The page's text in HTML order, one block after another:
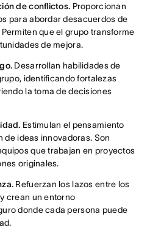
de conflictos. Proporcionan
para abordar desacuerdos de
que el grupo transforme
de mejora.
Desarrollan habilidades de
identificando fortalezas
la toma de decisiones
Estimulan el pensamiento
de ideas innovadoras. Son
que trabajan en proyectos
originales.
Refuerzan los lazos entre los
crean un entorno
donde cada persona puede